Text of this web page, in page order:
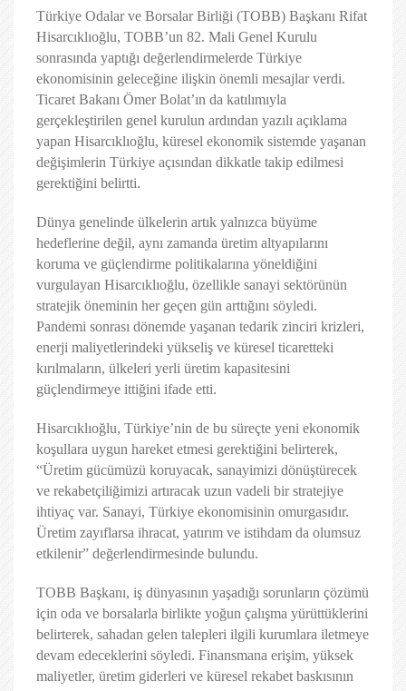
Türkiye Odalar ve Borsalar Birliği (TOBB) Başkanı Rifat
Hisarcıklıoğlu, TOBB’un 82. Mali Genel Kurulu
sonrasında yaptığı değerlendirmelerde Türkiye
ekonomisinin geleceğine ilişkin önemli mesajlar verdi.
Ticaret Bakanı Ömer Bolat’ın da katılımıyla
gerçekleştirilen genel kurulun ardından yazılı açıklama
yapan Hisarcıklıoğlu, küresel ekonomik sistemde yaşanan
değişimlerin Türkiye açısından dikkatle takip edilmesi
gerektiğini belirtti.
Dünya genelinde ülkelerin artık yalnızca büyüme
hedeflerine değil, aynı zamanda üretim altyapılarını
koruma ve güçlendirme politikalarına yöneldiğini
vurgulayan Hisarcıklıoğlu, özellikle sanayi sektörünün
stratejik öneminin her geçen gün arttığını söyledi.
Pandemi sonrası dönemde yaşanan tedarik zinciri krizleri,
enerji maliyetlerindeki yükseliş ve küresel ticaretteki
kırılmaların, ülkeleri yerli üretim kapasitesini
güçlendirmeye ittiğini ifade etti.
Hisarcıklıoğlu, Türkiye’nin de bu süreçte yeni ekonomik
koşullara uygun hareket etmesi gerektiğini belirterek,
“Üretim gücümüzü koruyacak, sanayimizi dönüştürecek
ve rekabetçiliğimizi artıracak uzun vadeli bir stratejiye
ihtiyaç var. Sanayi, Türkiye ekonomisinin omurgasıdır.
Üretim zayıflarsa ihracat, yatırım ve istihdam da olumsuz
etkilenir” değerlendirmesinde bulundu.
TOBB Başkanı, iş dünyasının yaşadığı sorunların çözümü
için oda ve borsalarla birlikte yoğun çalışma yürüttüklerini
belirterek, sahadan gelen talepleri ilgili kurumlara iletmeye
devam edeceklerini söyledi. Finansmana erişim, yüksek
maliyetler, üretim giderleri ve küresel rekabet baskısının